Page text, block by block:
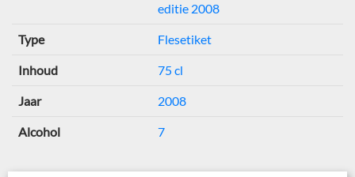
editie 2008
Type Flesetiket
Inhoud 75 cl
Jaar 2008
Alcohol 7